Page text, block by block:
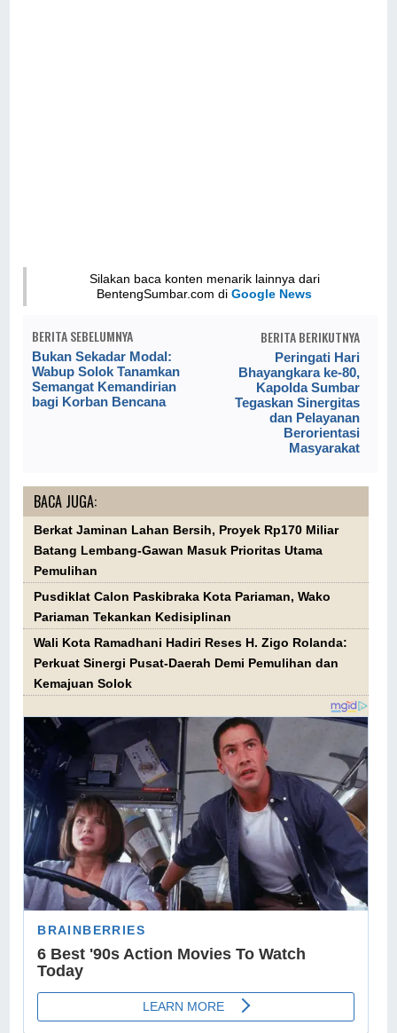
Silakan baca konten menarik lainnya dari
BentengSumbar.com diGoogle News
BERITA SEBELUMNYA
Bukan Sekadar Modal:
Wabup Solok Tanamkan
Semangat Kemandirian
bagi Korban Bencana
BERITA BERIKUTNYA
Peringati Hari
Bhayangkara ke-80,
Kapolda Sumbar
Tegaskan Sinergitas
dan Pelayanan
Berorientasi
Masyarakat
BACA JUGA:
Berkat Jaminan Lahan Bersih, Proyek Rp170 Miliar
Batang Lembang-Gawan Masuk Prioritas Utama
Pemulihan
Pusdiklat Calon Paskibraka Kota Pariaman, Wako
Pariaman Tekankan Kedisiplinan
Wali Kota Ramadhani Hadiri Reses H. Zigo Rolanda:
Perkuat Sinergi Pusat-Daerah Demi Pemulihan dan
Kemajuan Solok